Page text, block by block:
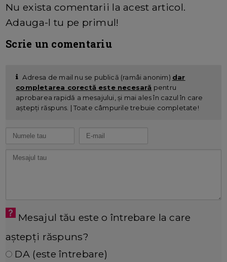
Nu exista comentarii la acest articol.
Adauga-l tu pe primul!
Scrie un comentariu
Adresa de mail nu se publică (ramâi anonim) dar
completarea corectă este necesară pentru
aprobarea rapidă a mesajului, și mai ales în cazul în care
aștepți răspuns. | Toate câmpurile trebuie completate!
Mesajul tău este o întrebare la care
aștepți răspuns?
DA (este întrebare)